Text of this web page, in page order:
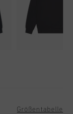
Größentabelle